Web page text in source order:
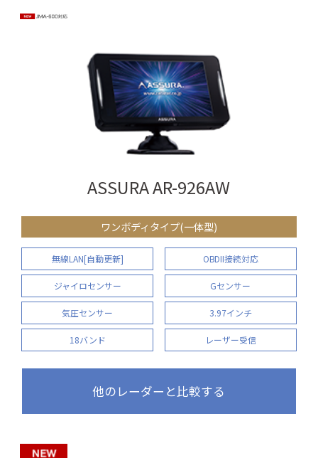
ASSURA AR-926AW
ワンボディタイプ(一体型)
無線LAN[自動更新] OBDII接続対応
ジャイロセンサー Gセンサー
気圧センサー 3.97インチ
18バンド レーザー受信
他のレーダーと比較する